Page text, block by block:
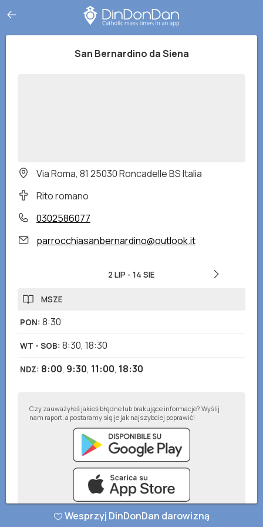
San Bernardino da Siena
Via Roma, 81 25030 Roncadelle BS Italia
Rito romano
0302586077
parrocchiasanbernardino@outlook.it
2 LIP - 14 SIE
MSZE
PON: 8:30
WT - SOB: 8:30, 18:30
NDZ: 8:00, 9:30, 11:00, 18:30
Czy zauważyłeś jakieś błędne lub brakujące informacje? Wyślij
nam raport, a postaramy się je jak najszybciej poprawić!
Wesprzyj DinDonDan darowizną